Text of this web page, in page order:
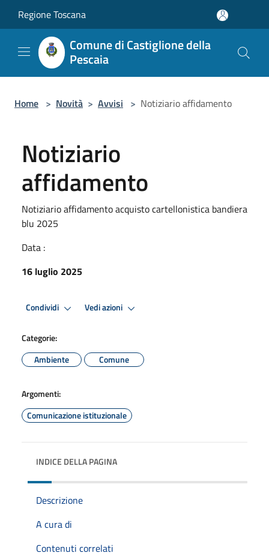
Regione Toscana
Comune di Castiglione della
Pescaia
Home > Novità > Avvisi > Notiziario affidamento
Notiziario
affidamento
Notiziario affidamento acquisto cartellonistica bandiera
blu 2025
Data :
16 luglio 2025
Condividi Vedi azioni
Categorie:
Ambiente
Comune
Argomenti:
Comunicazione istituzionale
INDICE DELLA PAGINA
Descrizione
A cura di
Contenuti correlati